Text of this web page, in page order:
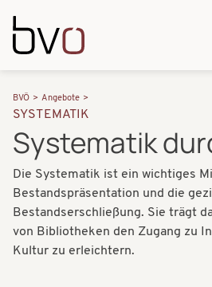
k
m
e
n
u
t
n
P
f
a
d
n
a
v
BVÖ Angebote
SYSTEMATIK
Systematik
Die Systematik ist ein wichtiges
Bestandspräsentation und die
Bestandserschließung. Sie trägt
von Bibliotheken den Zugang zu
Kultur zu erleichtern.